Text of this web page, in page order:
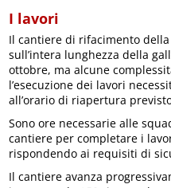
I lavori
Il cantiere di rifacimento
sull’intera lunghezza della
ottobre, ma alcune
l’esecuzione dei lavori
all’orario di riapertura
Sono ore necessarie alle
cantiere per completare i
rispondendo ai requisiti di
Il cantiere avanza